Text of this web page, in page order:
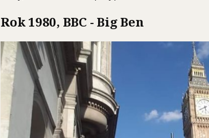
Rok 1980, BBC - Big Ben